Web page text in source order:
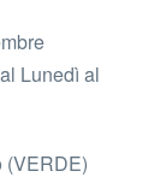
Lunedì al
(VERDE)